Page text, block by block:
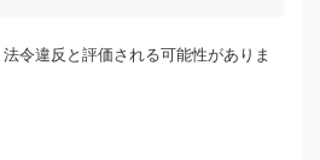
令違反と評価される可能性がありま